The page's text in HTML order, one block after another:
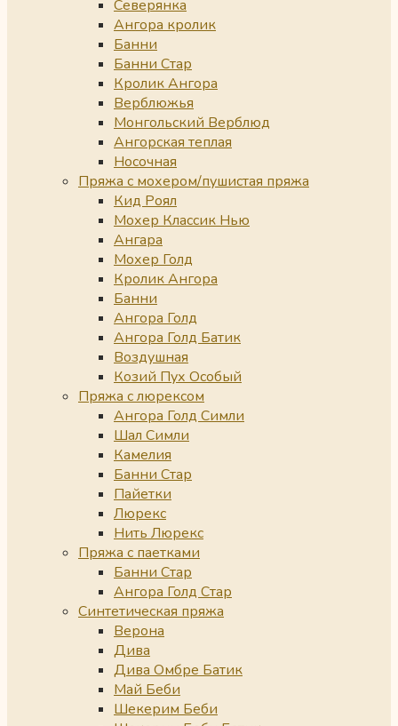
Северянка
Ангора кролик
Банни
Банни Стар
Кролик Ангора
Верблюжья
Монгольский Верблюд
Ангорская теплая
Носочная
Пряжа с мохером/пушистая пряжа
Кид Роял
Мохер Классик Нью
Ангара
Мохер Голд
Кролик Ангора
Банни
Ангора Голд
Ангора Голд Батик
Воздушная
Козий Пух Особый
Пряжа с люрексом
Ангора Голд Симли
Шал Симли
Камелия
Банни Стар
Пайетки
Люрекс
Нить Люрекс
Пряжа с паетками
Банни Стар
Ангора Голд Стар
Синтетическая пряжа
Верона
Дива
Дива Омбре Батик
Май Беби
Шекерим Беби